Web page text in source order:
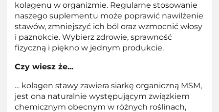
kolagenu w organizmie. Regularne stosowanie
naszego suplementu może poprawić nawilżenie
stawów, zmniejszyć ich ból oraz wzmocnić włosy
i paznokcie. Wybierz zdrowie, sprawność
fizyczną i piękno w jednym produkcie.
Czy wiesz że...
… kolagen stawy zawiera siarkę organiczną MSM,
jest ona naturalnie występującym związkiem
chemicznym obecnym w różnych roślinach,